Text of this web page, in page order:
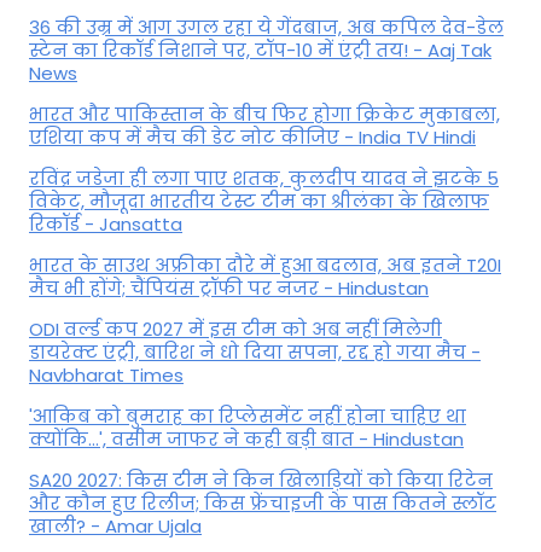
36 की उम्र में आग उगल रहा ये गेंदबाज, अब कपिल देव-डेल
स्टेन का रिकॉर्ड निशाने पर, टॉप-10 में एंट्री तय! - Aaj Tak
News
भारत और पाकिस्तान के बीच फिर होगा क्रिकेट मुकाबला,
एशिया कप में मैच की डेट नोट कीजिए - India TV Hindi
रविंद्र जडेजा ही लगा पाए शतक, कुलदीप यादव ने झटके 5
विकेट, मौजूदा भारतीय टेस्ट टीम का श्रीलंका के खिलाफ
रिकॉर्ड - Jansatta
भारत के साउथ अफ्रीका दौरे में हुआ बदलाव, अब इतने T20I
मैच भी होंगे; चैंपियंस ट्रॉफी पर नजर - Hindustan
ODI वर्ल्ड कप 2027 में इस टीम को अब नहीं मिलेगी
डायरेक्ट एंट्री, बारिश ने धो दिया सपना, रद्द हो गया मैच -
Navbharat Times
'आकिब को बुमराह का रिप्लेसमेंट नहीं होना चाहिए था
क्योंकि...', वसीम जाफर ने कही बड़ी बात - Hindustan
SA20 2027: किस टीम ने किन खिलाड़ियों को किया रिटेन
और कौन हुए रिलीज; किस फ्रेंचाइजी के पास कितने स्लॉट
खाली? - Amar Ujala